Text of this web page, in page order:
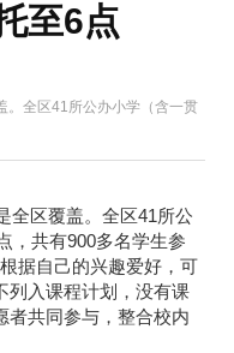
至6点
。全区41所公办小学（含一贯
全区覆盖。全区41所公
，共有900多名学生参
据自己的兴趣爱好，可
列入课程计划，没有课
者共同参与，整合校内